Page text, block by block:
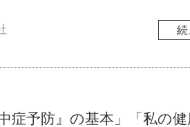
続
中症予防』の基本」「私の